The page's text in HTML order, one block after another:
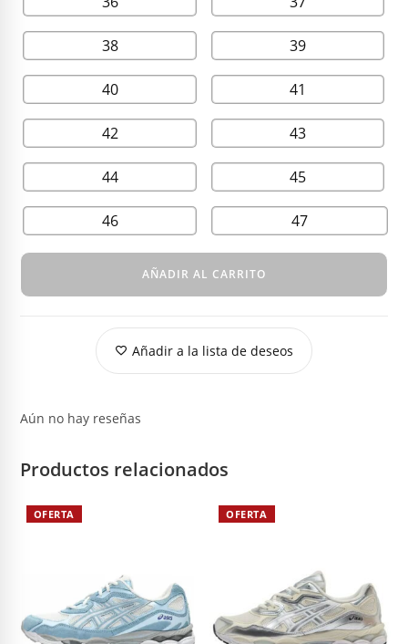
38 39
40 41
42 43
44 45
46 47
AÑADIR AL CARRITO
Añadir a la lista de deseos
Aún no hay reseñas
Productos relacionados
OFERTA OFERTA